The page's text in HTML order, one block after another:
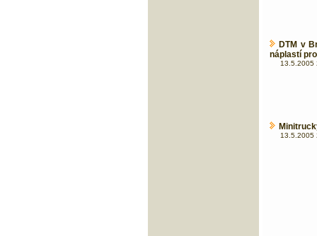
DTM v
náplastí
13.5.2005
13.5.2005